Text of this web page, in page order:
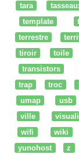
tara
template
terrestre
tiroir
toile
transistors
trap
troc
umap
usb
ville
wifi
wiki
yunohost
z